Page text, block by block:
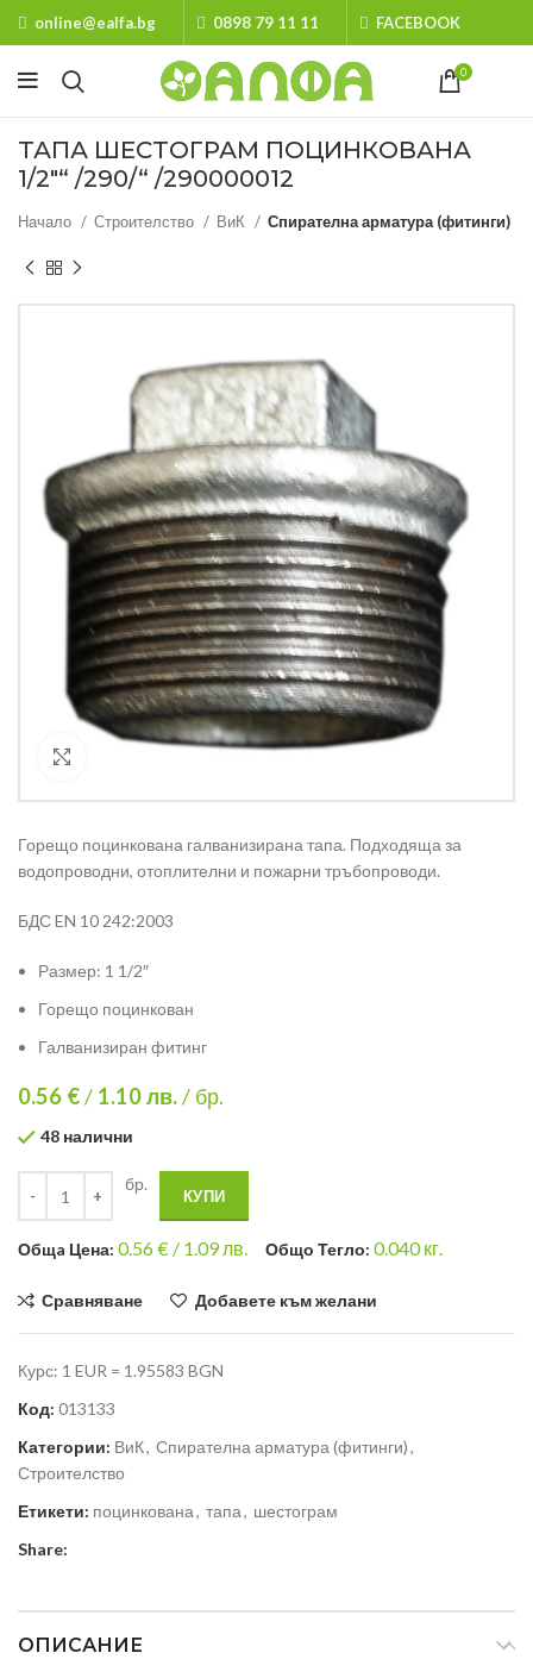
online@ealfa.bg 0898 79 11 11 FACEBOOK
0
ТАПА ШЕСТОГРАМ ПОЦИНКОВАНА
1/2″“ /290/“ /290000012
Начало Строителство ВиК Спирателна арматура (фитинги)
Кликнете за уголемяване
Горещо поцинкована галванизирана тапа. Подходяща за
водопроводни, отоплителни и пожарни тръбопроводи.
БДС EN 10 242:2003
Размер: 1 1/2″
Горещо поцинкован
Галванизиран фитинг
0.56 €/ 1.10лв./ бр.
48 налични
бр.
КУПИ
Общa Цена: 0.56€ / 1.09 лв. Общо Тегло: 0.040кг.
Сравняване Добавете към желани
Курс: 1 EUR = 1.95583 BGN
Код: 013133
Категории: ВиК, Спирателна арматура (фитинги),
Строителство
Етикети: поцинкована, тапа, шестограм
Share:
ОПИСАНИЕ